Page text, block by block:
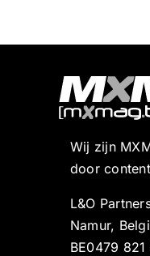
Wij zijn
door
L&O
Namur,
BE0479 821